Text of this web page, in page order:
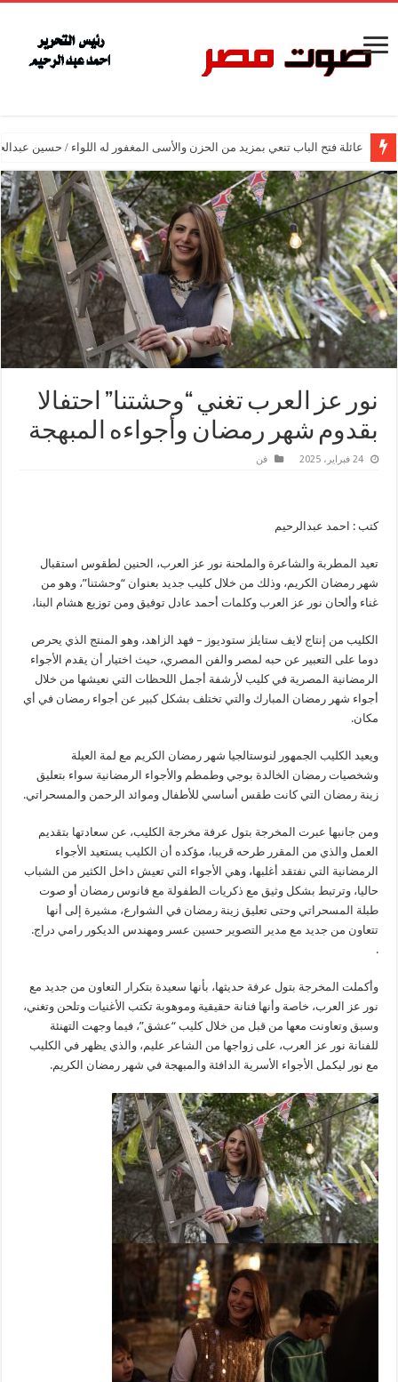
عائلة فتح الباب تنعي بمزيد من الحزن والأسى المغفور له اللواء / حسين
نور عز العرب تغني “وحشتنا” احتفالا
بقدوم شهر رمضان وأجواءه المبهجة
24 فبراير، 2025 فن
كتب : احمد عبدالرحيم
تعيد المطربة والشاعرة والملحنة نور عز العرب، الحنين لطقوس استقبال
شهر رمضان الكريم، وذلك من خلال كليب جديد بعنوان “وحشتنا”، وهو من
غناء وألحان نور عز العرب وكلمات أحمد عادل توفيق ومن توزيع هشام البنا،
الكليب من إنتاج لايف ستايلز ستوديوز – فهد الزاهد، وهو المنتج الذي يحرص
دوما على التعبير عن حبه لمصر والفن المصري، حيث اختيار أن يقدم الأجواء
الرمضانية المصرية في كليب لأرشفة أجمل اللحظات التي نعيشها من خلال
أجواء شهر رمضان المبارك والتي تختلف بشكل كبير عن أجواء رمضان في أي
مكان.
ويعيد الكليب الجمهور لنوستالجيا شهر رمضان الكريم مع لمة العيلة
وشخصيات رمضان الخالدة بوجي وطمطم والأجواء الرمضانية سواء بتعليق
زينة رمضان التي كانت طقس أساسي للأطفال وموائد الرحمن والمسحراتي.
ومن جانبها عبرت المخرجة بتول عرفة مخرجة الكليب، عن سعادتها بتقديم
العمل والذي من المقرر طرحه قريبا، مؤكده أن الكليب يستعيد الأجواء
الرمضانية التي نفتقد أغلبها، وهي الأجواء التي تعيش داخل الكثير من الشباب
حاليا، وترتبط بشكل وثيق مع ذكريات الطفولة مع فانوس رمضان أو صوت
طبلة المسحراتي وحتى تعليق زينة رمضان في الشوارع، مشيرة إلى أنها
تتعاون من جديد مع مدير التصوير حسين عسر ومهندس الديكور رامي دراج.
.
وأكملت المخرجة بتول عرفة حديثها، بأنها سعيدة بتكرار التعاون من جديد مع
نور عز العرب، خاصة وأنها فنانة حقيقية وموهوبة تكتب الأغنيات وتلحن وتغني،
وسبق وتعاونت معها من قبل من خلال كليب “عشق”، فيما وجهت التهنئة
للفنانة نور عز العرب، على زواجها من الشاعر عليم، والذي يظهر في الكليب
مع نور ليكمل الأجواء الأسرية الدافئة والمبهجة في شهر رمضان الكريم.